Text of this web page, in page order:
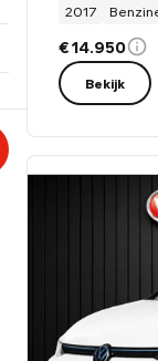
2017
€ 14.950
Bekijk